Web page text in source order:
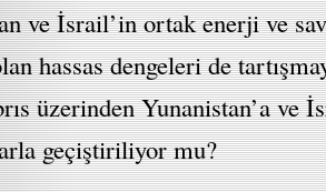
ve İsrail’in ortak enerji ve
hassas dengeleri de
üzerinden Yunanistan’a
geçiştiriliyor mu?